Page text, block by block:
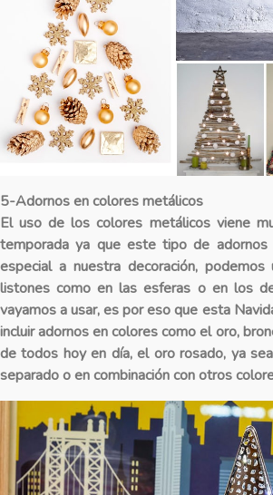
5-Adornos en colores metálicos
El uso de los colores metálicos viene
temporada ya que este tipo de
especial a nuestra decoración,
listones como en las esferas o en los
vayamos a usar, es por eso que esta
incluir adornos en colores como el oro,
de todos hoy en día, el oro rosado, ya
separado o en combinación con otros